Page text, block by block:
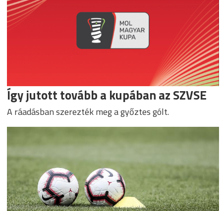
Így jutott tovább a kupában az SZVSE
A ráadásban szerezték meg a győztes gólt.